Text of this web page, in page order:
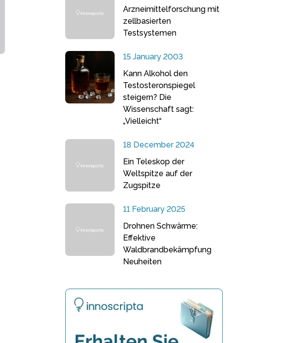
Arzneimittelforschung mit
zellbasierten
Testsystemen
15 January 2003
Kann Alkohol den
Testosteronspiegel
steigern? Die
Wissenschaft sagt:
„Vielleicht“
18 December 2024
Ein Teleskop der
Weltspitze auf der
Zugspitze
11 February 2025
Drohnen Schwärme:
Effektive
Waldbrandbekämpfung
Neuheiten